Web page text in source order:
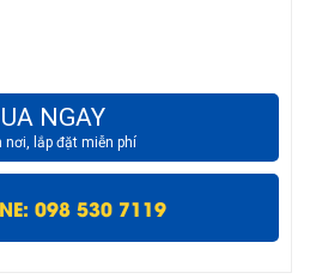
NGAY
nơi, lắp đặt miễn phí
098 530 7119